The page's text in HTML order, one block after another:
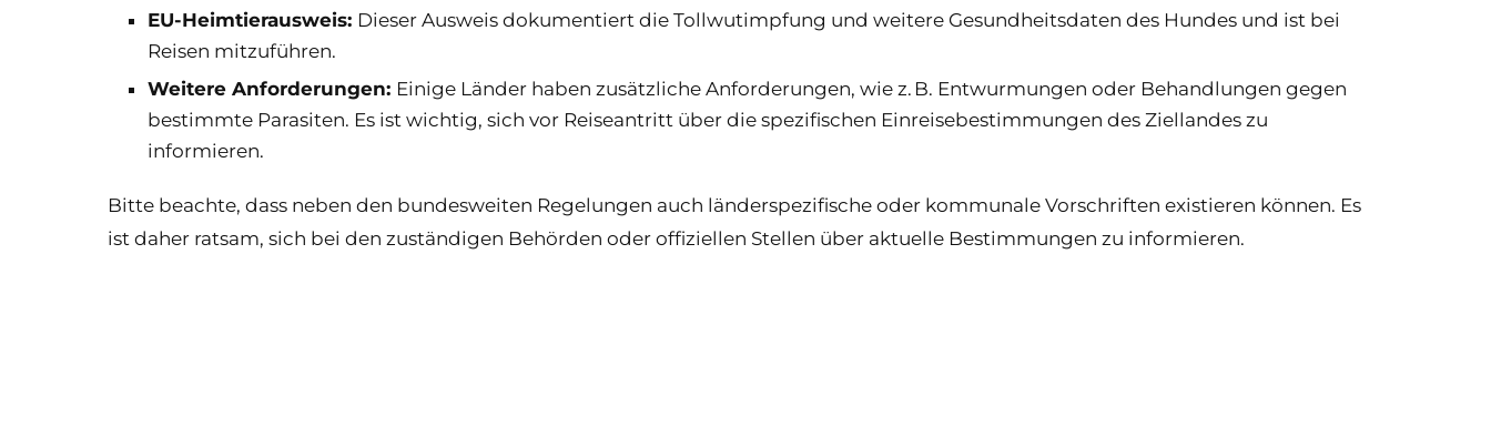
EU-Heimtierausweis: Dieser Ausweis dokumentiert die Tollwutimpfung und weitere Gesundheitsdaten des Hundes und ist bei
Reisen mitzuführen.
Weitere Anforderungen: Einige Länder haben zusätzliche Anforderungen, wie z. B. Entwurmungen oder Behandlungen gegen
bestimmte Parasiten. Es ist wichtig, sich vor Reiseantritt über die spezifischen Einreisebestimmungen des Ziellandes zu
informieren.
Bitte beachte, dass neben den bundesweiten Regelungen auch länderspezifische oder kommunale Vorschriften existieren können. Es
ist daher ratsam, sich bei den zuständigen Behörden oder offiziellen Stellen über aktuelle Bestimmungen zu informieren.